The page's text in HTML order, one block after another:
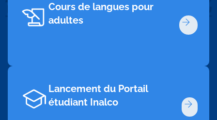
Cours de langues pour
adultes
Lancement du Portail
étudiant Inalco